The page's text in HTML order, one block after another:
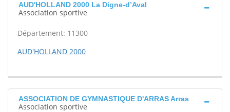
AUD'HOLLAND 2000 La Digne-d’Aval
Association sportive
Département: 11300
AUD'HOLLAND 2000
ASSOCIATION DE GYMNASTIQUE D'ARRAS Arras
Association sportive